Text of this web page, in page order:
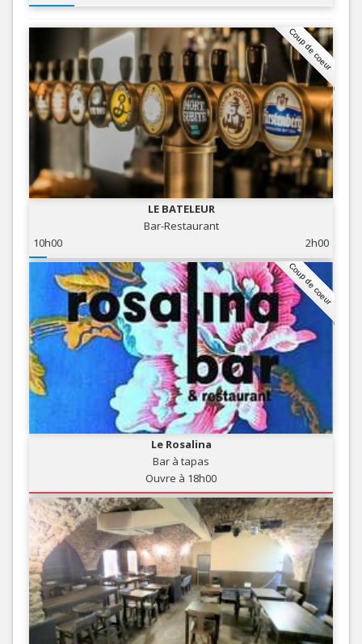
Coup de coeur
LE BATELEUR
Bar-Restaurant
10h00
2h00
Coup de coeur
Le Rosalina
Bar à tapas
Ouvre à 18h00